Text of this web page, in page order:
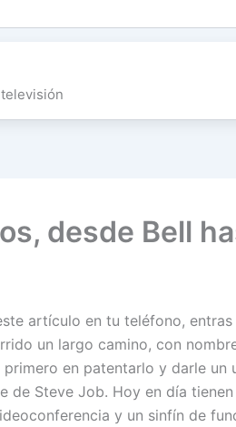
desde Bell
artículo en tu teléfono,
un largo camino, con
en patentarlo y darle
de Steve Job. Hoy en día
y un sinfín de